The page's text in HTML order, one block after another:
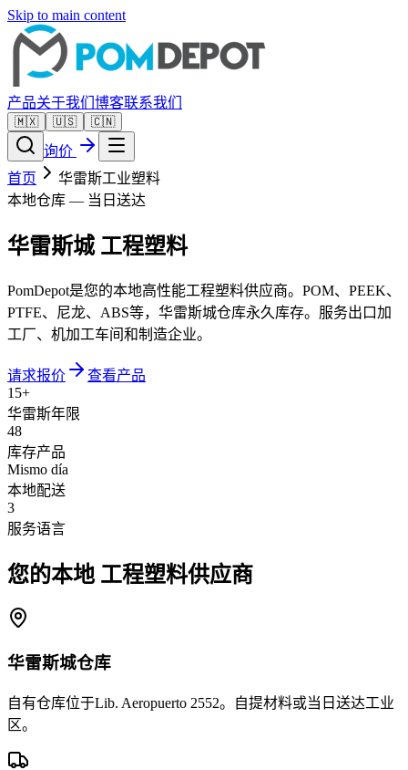
Skip to main content
产品关于我们 博客联系我们
🇲🇽 🇺🇸 🇨🇳
询价
首页
华雷斯工业塑料
本地仓库 — 当日送达
华雷斯城 工程塑料
PomDepot是您的本地高性能工程塑料供应商。POM、PEEK、
PTFE、尼龙、ABS等，华雷斯城仓库永久库存。服务出口加
工厂、机加工车间和制造企业。
请求报价
查看产品
15+
华雷斯年限
48
库存产品
Mismo día
本地配送
3
服务语言
您的本地 工程塑料供应商
华雷斯城仓库
自有仓库位于Lib. Aeropuerto 2552。自提材料或当日送达工业
区。